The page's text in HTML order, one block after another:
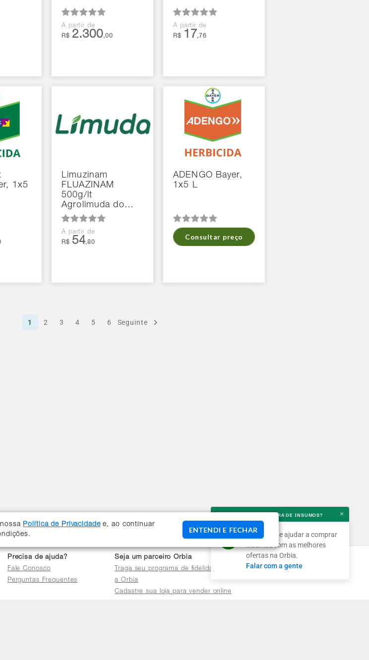
Política de Privacidadee, ao continuar
ENTENDI E FECHAR
QUER AJUDA NA COMPRA DE INSUMOS? ×
Podemos te ajudar a comprar
insumos com as melhores
ofertas na Orbia.
Falar com a gente
A partir de
R$ 2.300,00
A partir de
R$ 17 ,76
1x5
Limuzinam
FLUAZINAM
500g/lt
Agrolimuda do…
A partir de
R$ 54,80
ADENGO Bayer,
1x5 L
Consultar preço
1 2 3 4 5 6 Seguinte
Precisa de ajuda?
Fale Conosco
Perguntas Frequentes
Seja um parceiro Orbia
Traga seu programa de fidelidade para
a Orbia
Cadastre sua loja para vender online